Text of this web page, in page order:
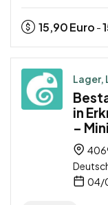
15,90Euro -
Lager,
in
–
04/